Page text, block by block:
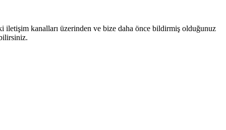
iletişim kanalları üzerinden ve bize daha önce bildirmiş olduğunuz